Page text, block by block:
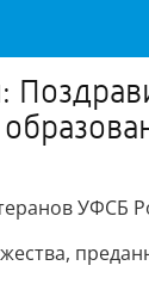
УФСБ